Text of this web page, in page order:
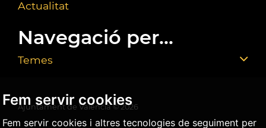
Fem servir cookies
Fem servir cookies i altres tecnologies de seguiment per
Actualitat
Navegació per...
Temes
Ajuntament de València ©2026